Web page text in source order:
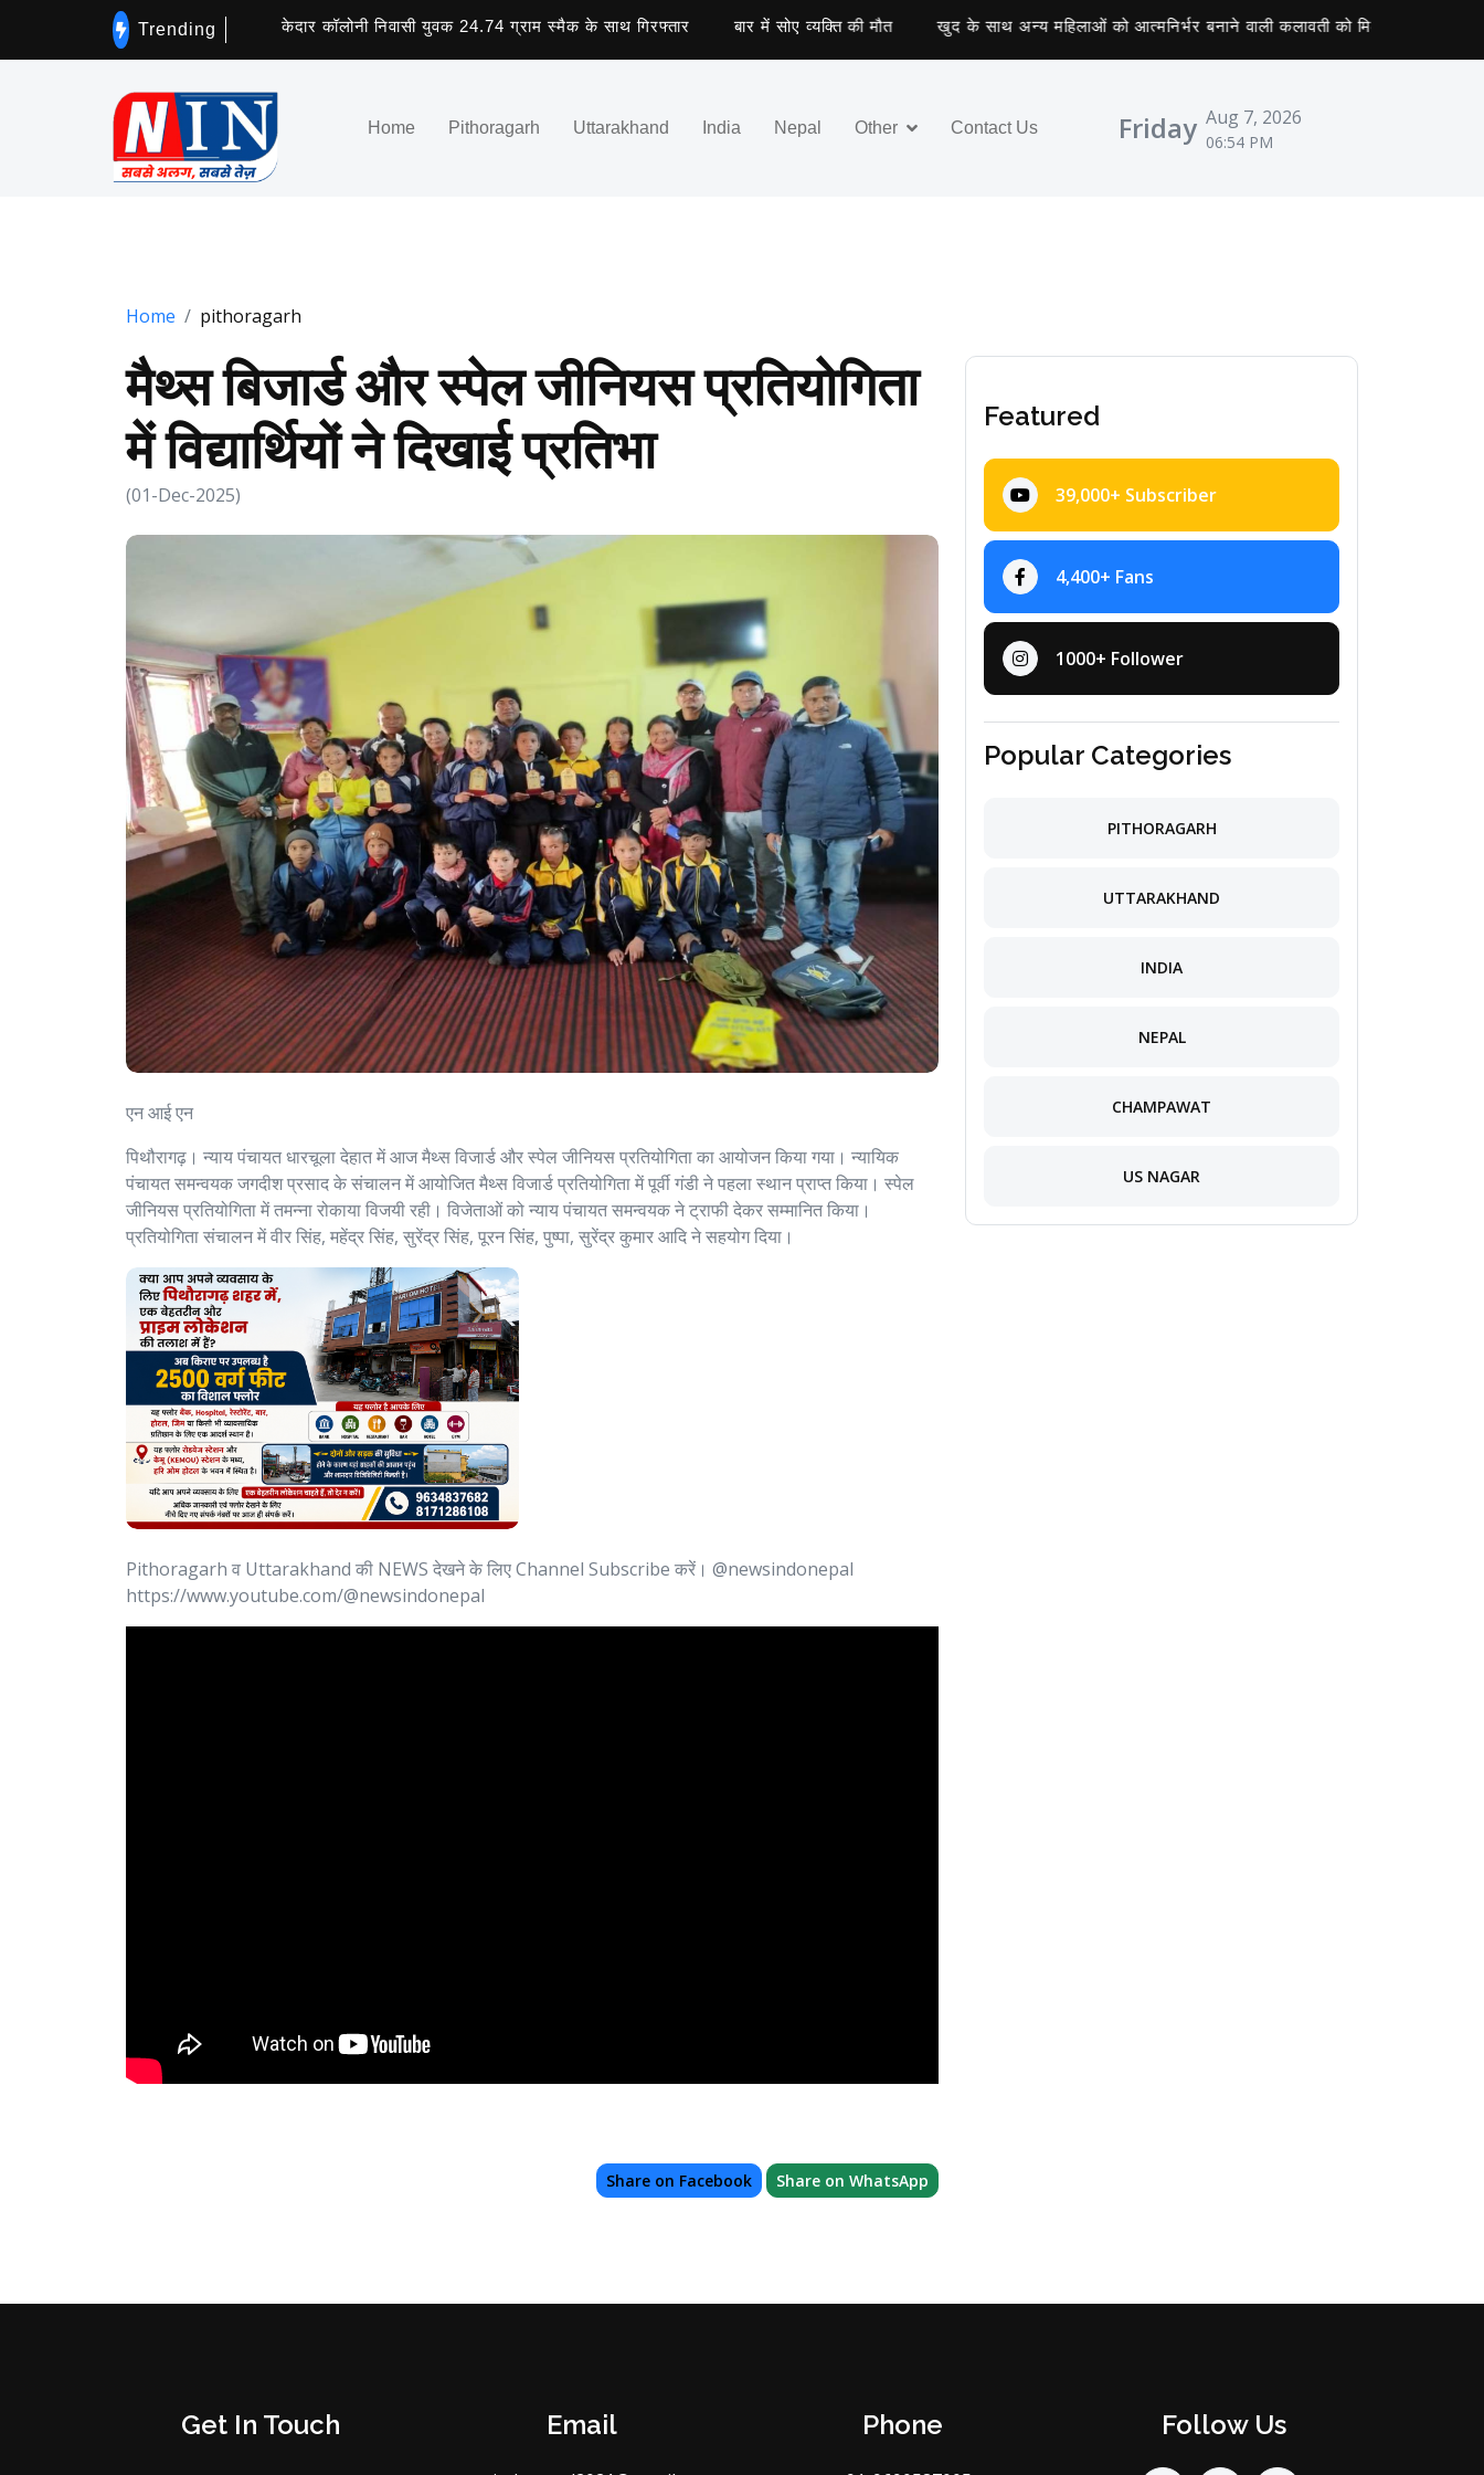
Trending केदार कॉलोनी निवासी युवक 24.74 ग्राम स्मैक के साथ गिरफ्तार बार में सोए व्यक्ति की मौत खुद के साथ अन्य महिलाओं को आत्मनिर्भर बनाने वाली कलावती को मिला तीलू रौतेली पुरस्कार
Home Pithoragarh Uttarakhand India Nepal Other Contact Us Friday Aug 7, 2026
06:54 PM
Home pithoragarh
मैथ्स बिजार्ड और स्पेल जीनियस प्रतियोगिता
में विद्यार्थियों ने दिखाई प्रतिभा
(01-Dec-2025)
एन आई एन
पिथौरागढ़। न्याय पंचायत धारचूला देहात में आज मैथ्स विजार्ड और स्पेल जीनियस प्रतियोगिता का आयोजन किया गया। न्यायिक
पंचायत समन्वयक जगदीश प्रसाद के संचालन में आयोजित मैथ्स विजार्ड प्रतियोगिता में पूर्वी गंडी ने पहला स्थान प्राप्त किया। स्पेल
जीनियस प्रतियोगिता में तमन्ना रोकाया विजयी रही। विजेताओं को न्याय पंचायत समन्वयक ने ट्राफी देकर सम्मानित किया।
प्रतियोगिता संचालन में वीर सिंह, महेंद्र सिंह, सुरेंद्र सिंह, पूरन सिंह, पुष्पा, सुरेंद्र कुमार आदि ने सहयोग दिया।
Pithoragarh व Uttarakhand की NEWS देखने के लिए Channel Subscribe करें। @newsindonepal
https://www.youtube.com/@newsindonepal
Share on Facebook Share on WhatsApp
Featured
39,000+ Subscriber
4,400+ Fans
1000+ Follower
Popular Categories
PITHORAGARH
UTTARAKHAND
INDIA
NEPAL
CHAMPAWAT
US NAGAR
Get In Touch Email Phone Follow Us